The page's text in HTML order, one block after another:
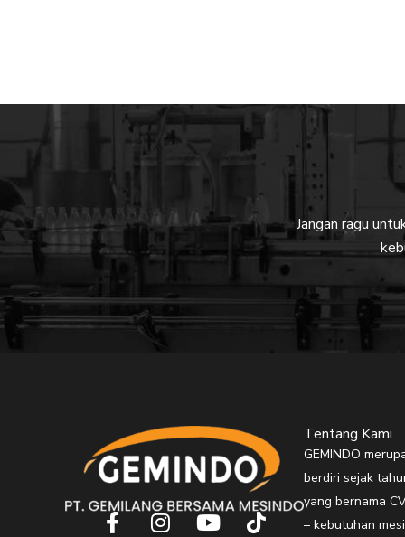
Jangan ragu
F I Y T
Tentang Kami
GEMINDO
berdiri sejak
yang bernama
– kebutuhan